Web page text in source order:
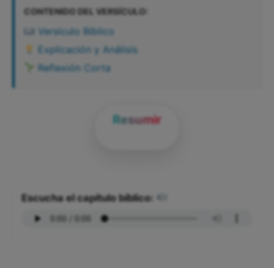
CONTENIDO DEL VERSÍCULO:
Versículo Bíblico
Explicación y Análisis
Reflexión Corta
Resumir
Escucha el capítulo bíblico: